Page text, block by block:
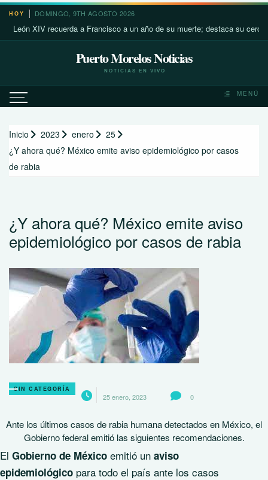
Saltar
contenido
HOY DOMINGO, 9TH AGOSTO 2026
XIV recuerda a Francisco a un año de su muerte; destaca su cercanía
Puerto Morelos Noticias
NOTICIAS EN VIVO
MENÚ
Inicio 2023 enero
25
¿Y ahora qué? México emite aviso epidemiológico por casos
de rabia
¿Y ahora qué? México emite aviso
epidemiológico por casos de rabia
SIN CATEGORÍA
25 enero, 2023 0
Ante los últimos casos de rabia humana detectados en México, el
Gobierno federal emitió las siguientes recomendaciones.
El Gobierno de México emitió un aviso
epidemiológico para todo el país ante los casos